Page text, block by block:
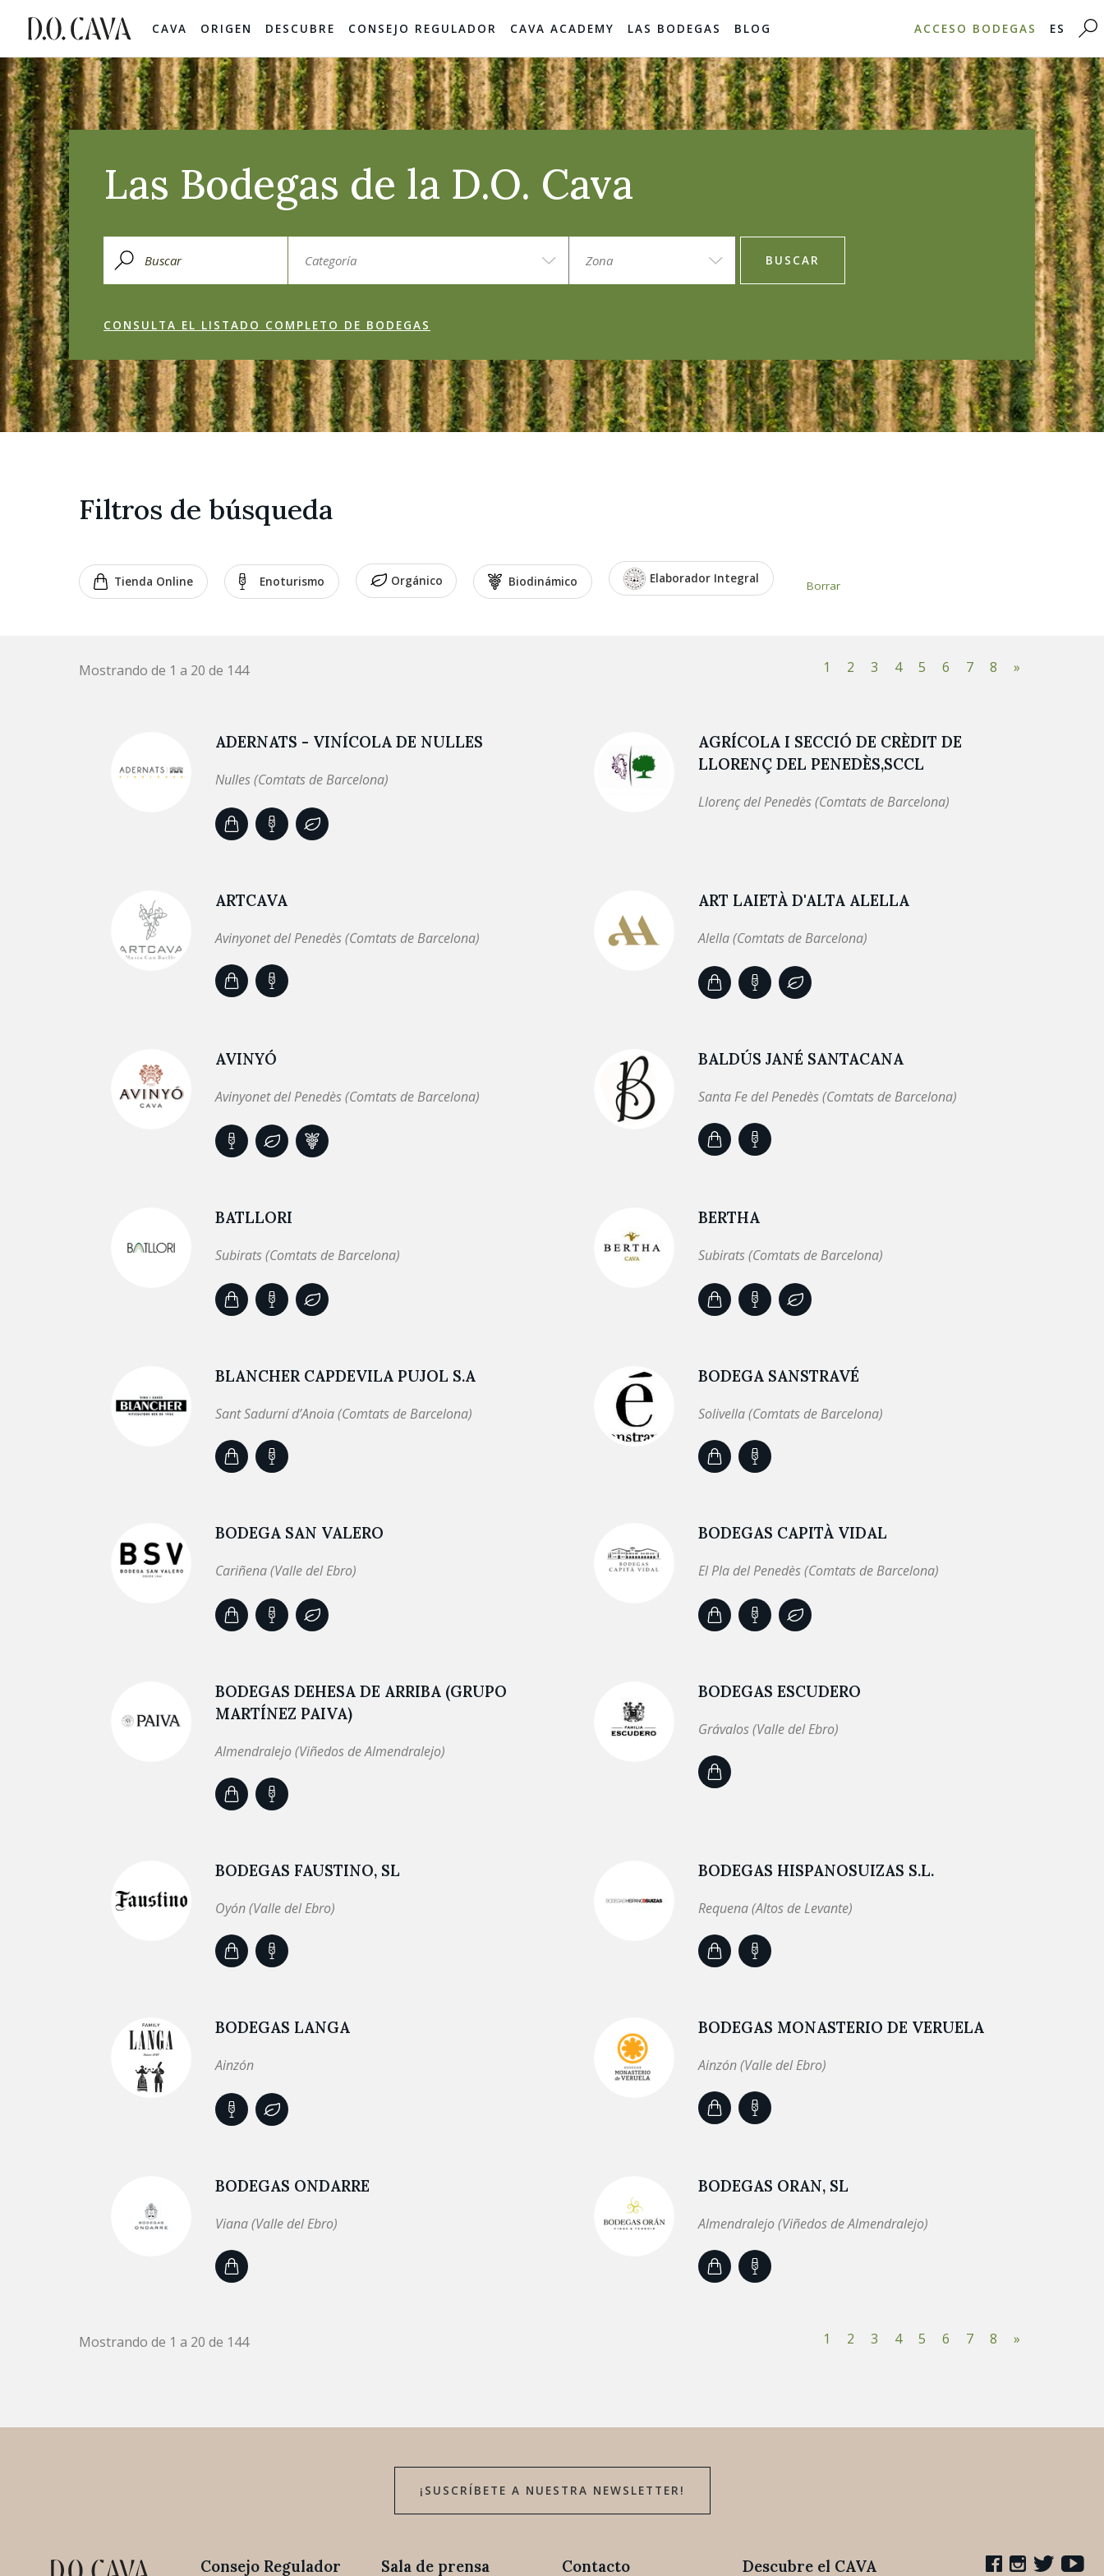
CAVA ORIGEN DESCUBRE CONSEJO REGULADOR CAVA ACADEMY LAS BODEGAS BLOG ACCESO BODEGAS ES
Las Bodegas de la D.O. Cava
BUSCAR
CONSULTA EL LISTADO COMPLETO DE BODEGAS
Filtros de búsqueda
Tienda Online Enoturismo Orgánico Biodinámico Elaborador Integral Borrar
Mostrando de 1 a 20 de 144 1 2 3 4 5 6 7 8 »
ADERNATS - VINÍCOLA DE NULLES
Nulles (Comtats de Barcelona)
AGRÍCOLA I SECCIÓ DE CRÈDIT DE
LLORENÇ DEL PENEDÈS,SCCL
Llorenç del Penedès (Comtats de Barcelona)
ARTCAVA
Avinyonet del Penedès (Comtats de Barcelona)
ART LAIETÀ D'ALTA ALELLA
Alella (Comtats de Barcelona)
AVINYÓ
Avinyonet del Penedès (Comtats de Barcelona)
BALDÚS JANÉ SANTACANA
Santa Fe del Penedès (Comtats de Barcelona)
BATLLORI
Subirats (Comtats de Barcelona)
BERTHA
Subirats (Comtats de Barcelona)
BLANCHER CAPDEVILA PUJOL S.A
Sant Sadurní d’Anoia (Comtats de Barcelona)
BODEGA SANSTRAVÉ
Solivella (Comtats de Barcelona)
BODEGA SAN VALERO
Cariñena (Valle del Ebro)
BODEGAS CAPITÀ VIDAL
El Pla del Penedès (Comtats de Barcelona)
BODEGAS DEHESA DE ARRIBA (GRUPO
MARTÍNEZ PAIVA)
Almendralejo (Viñedos de Almendralejo)
BODEGAS ESCUDERO
Grávalos (Valle del Ebro)
BODEGAS FAUSTINO, SL
Oyón (Valle del Ebro)
BODEGAS HISPANOSUIZAS S.L.
Requena (Altos de Levante)
BODEGAS LANGA
Ainzón
BODEGAS MONASTERIO DE VERUELA
Ainzón (Valle del Ebro)
BODEGAS ONDARRE
Viana (Valle del Ebro)
BODEGAS ORAN, SL
Almendralejo (Viñedos de Almendralejo)
Mostrando de 1 a 20 de 144 1 2 3 4 5 6 7 8 »
¡SUSCRÍBETE A NUESTRA NEWSLETTER!
Consejo Regulador Sala de prensa Contacto Descubre el CAVA